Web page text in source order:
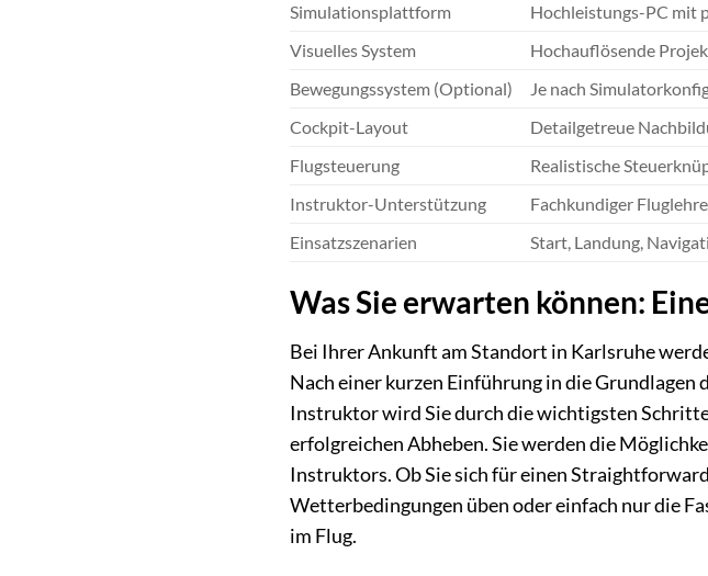
Simulationsplattform
Hochleistungs-PC mit
Visuelles System
Hochauflösende
Bewegungssystem (Optional)
Je nach
Cockpit-Layout
Detailgetreue
Flugsteuerung
Realistische
Instruktor-Unterstützung
Fachkundiger
Einsatzszenarien
Start, Landung,
Was Sie erwarten können:
Bei Ihrer Ankunft am Standort in Karlsruhe
Nach einer kurzen Einführung in die
Instruktor wird Sie durch die wichtigsten
erfolgreichen Abheben. Sie werden die
Instruktors. Ob Sie sich für einen
Wetterbedingungen üben oder einfach nur die
im Flug.